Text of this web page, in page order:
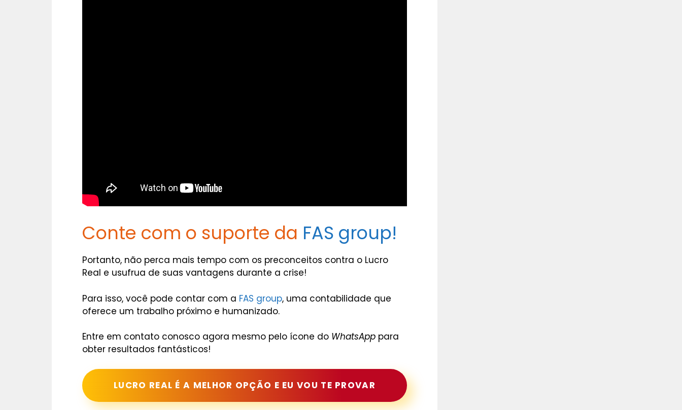
Conte com o suporte da FAS group!
Portanto, não perca mais tempo com os preconceitos contra o Lucro
Real e usufrua de suas vantagens durante a crise!
Para isso, você pode contar com a FAS group, uma contabilidade que
oferece um trabalho próximo e humanizado.
Entre em contato conosco agora mesmo pelo ícone do WhatsApp para
obter resultados fantásticos!
LUCRO REAL É A MELHOR OPÇÃO E EU VOU TE PROVAR